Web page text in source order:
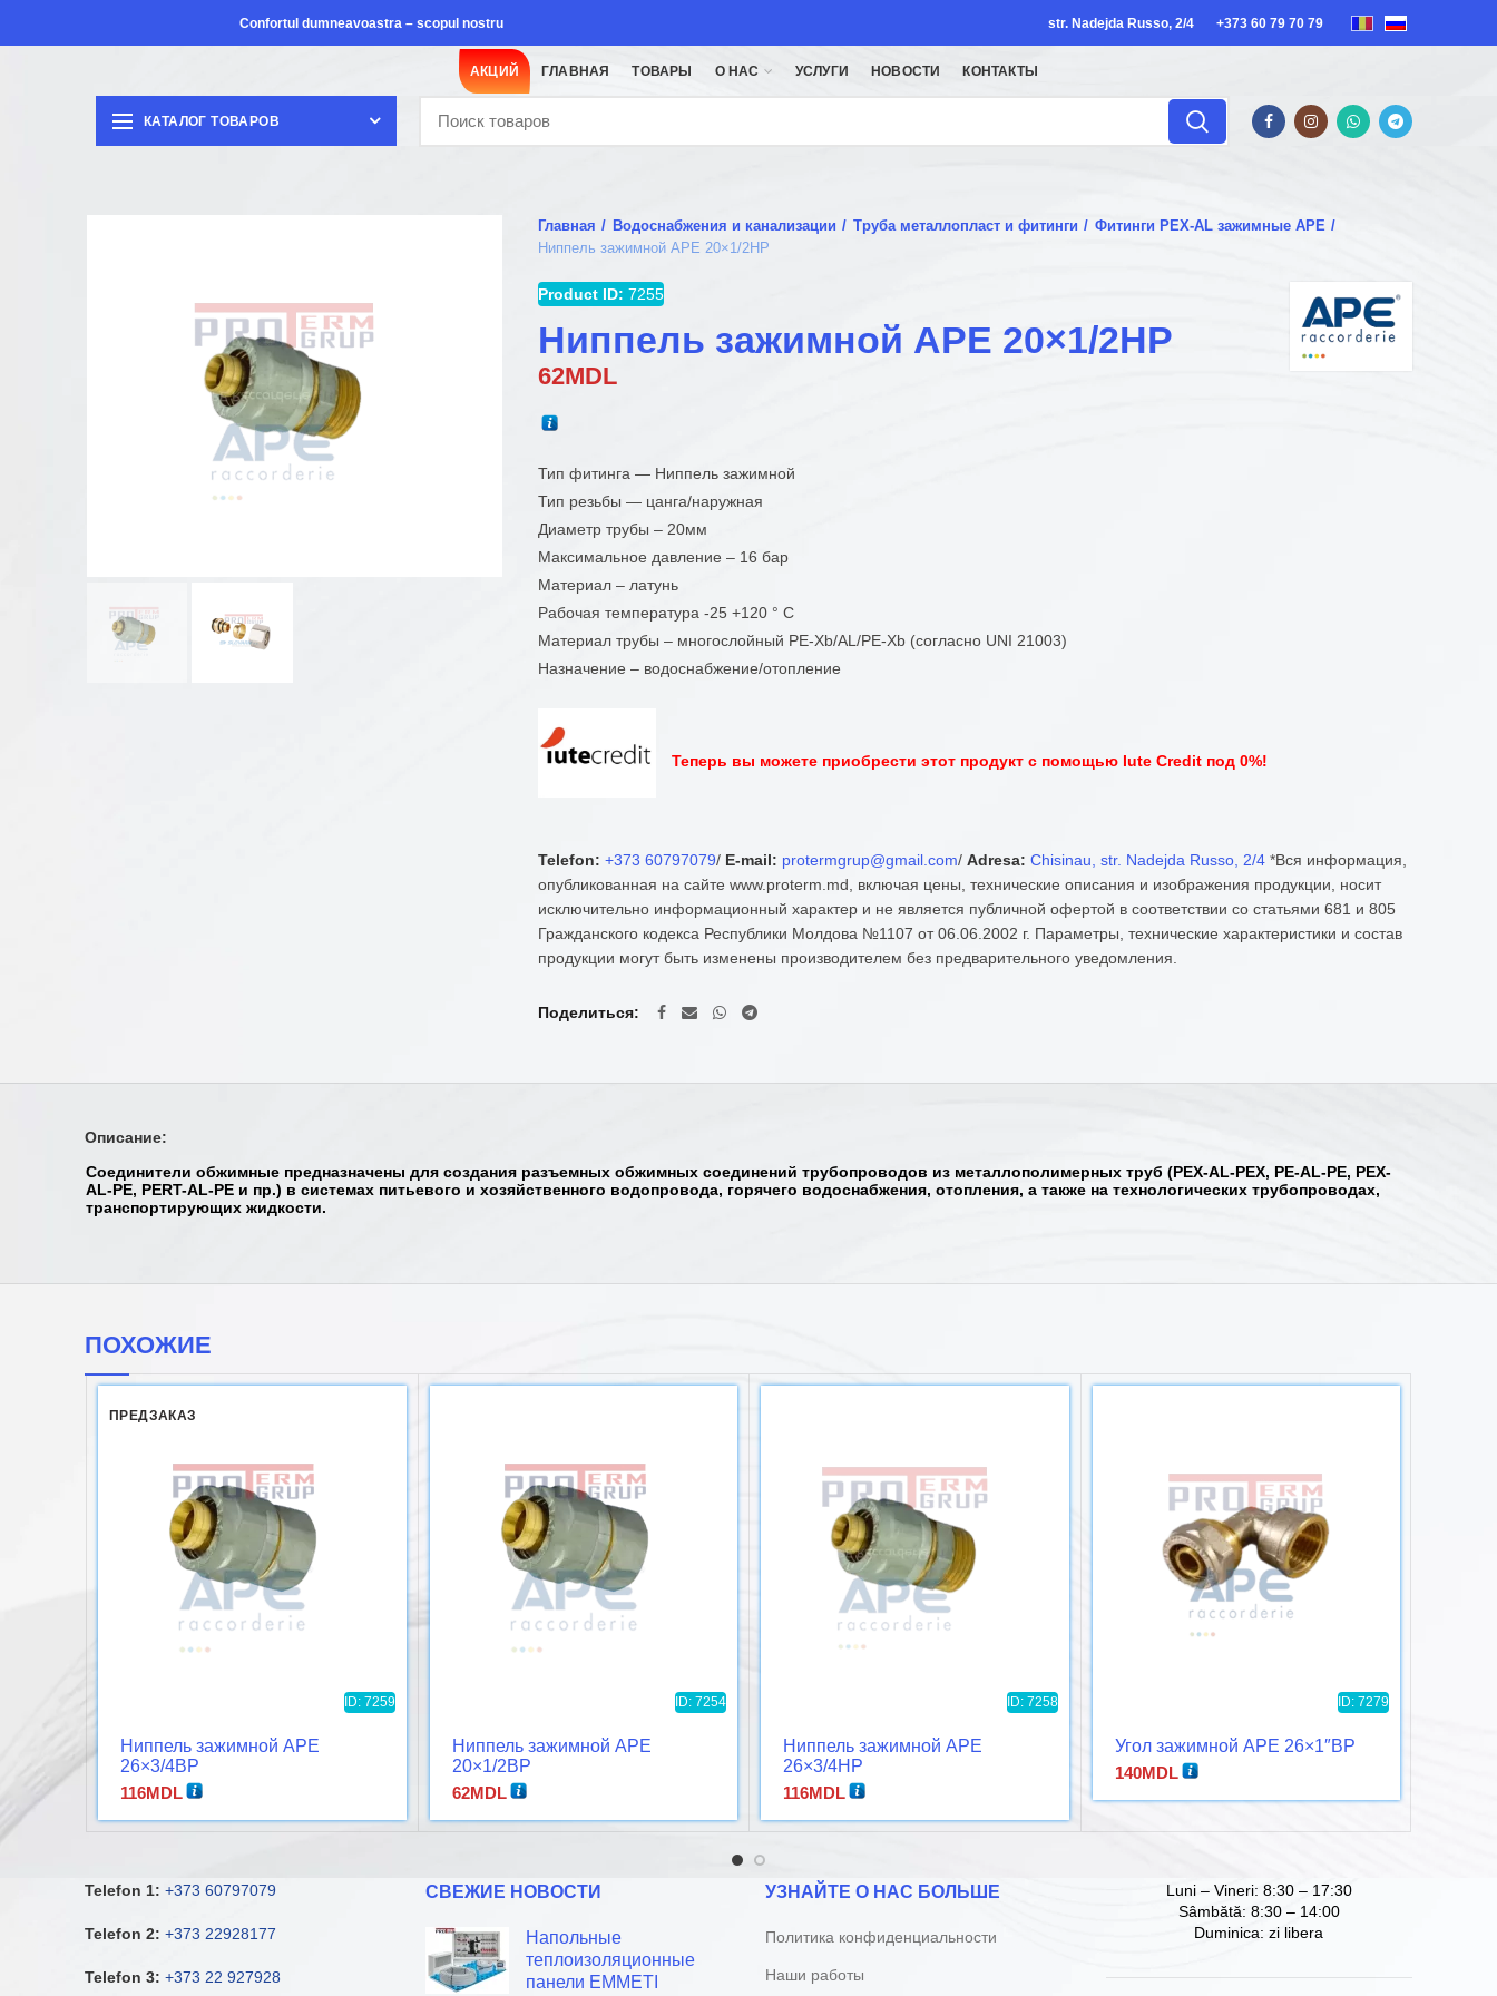
Confortul dumneavoastra – scopul nostru str. Nadejda Russo, 2/4 +373 60 79 70 79
АКЦИЙ ГЛАВНАЯ ТОВАРЫ О НАС УСЛУГИ НОВОСТИ КОНТАКТЫ
КАТАЛОГ ТОВАРОВ
Главная Водоснабжения и канализации Труба металлопласт и фитинги
Фитинги PEX-AL зажимные APE
Ниппель зажимной APE 20×1/2НР
Product ID: 7255
Ниппель зажимной APE 20×1/2НР
62MDL
Тип фитинга — Ниппель зажимной
Тип резьбы — цанга/наружная
Диаметр трубы – 20мм
Максимальное давление – 16 бар
Материал – латунь
Рабочая температура -25 +120 ° С
Материал трубы – многослойный PE-Xb/AL/PE-Xb (согласно UNI 21003)
Назначение – водоснабжение/отопление
Теперь вы можете приобрести этот продукт с помощью Iute Credit под 0%!
Telefon: +373 60797079/ E-mail: protermgrup@gmail.com/Adresa: Chisinau, str. Nadejda Russo, 2/4 *Вся информация,
опубликованная на сайте www.proterm.md, включая цены, технические описания и изображения продукции, носит
исключительно информационный характер и не является публичной офертой в соответствии со статьями 681 и 805
Гражданского кодекса Республики Молдова №1107 от 06.06.2002 г. Параметры, технические характеристики и состав
продукции могут быть изменены производителем без предварительного уведомления.
Поделиться
Описание:
Соединители обжимные предназначены для создания разъемных обжимных соединений трубопроводов из металлополимерных труб (PEX-AL-PEX, PE-AL-PE, PEX-
AL-PE, PERT-AL-PE и пр.) в системах питьевого и хозяйственного водопровода, горячего водоснабжения, отопления, а также на технологических трубопроводах,
транспортирующих жидкости.
ПОХОЖИЕ
ID: 7259
ПРЕДЗАКАЗ
Ниппель зажимной APE
26×3/4ВР
116MDL
ID: 7254
Ниппель зажимной APE
20×1/2ВР
62MDL
ID: 7258
Ниппель зажимной APE
26×3/4НР
116MDL
ID: 7279
Угол зажимной APE 26×1″ВР
140MDL
Telefon 1: +373 60797079
Telefon 2: +373 22928177
Telefon 3: +373 22 927928
СВЕЖИЕ НОВОСТИ
Напольные
теплоизоляционные
панели EMMETI
УЗНАЙТЕ О НАС БОЛЬШЕ
Политика конфиденциальности
Наши работы
Luni – Vineri: 8:30 – 17:30
Sâmbătă: 8:30 – 14:00
Duminica: zi libera